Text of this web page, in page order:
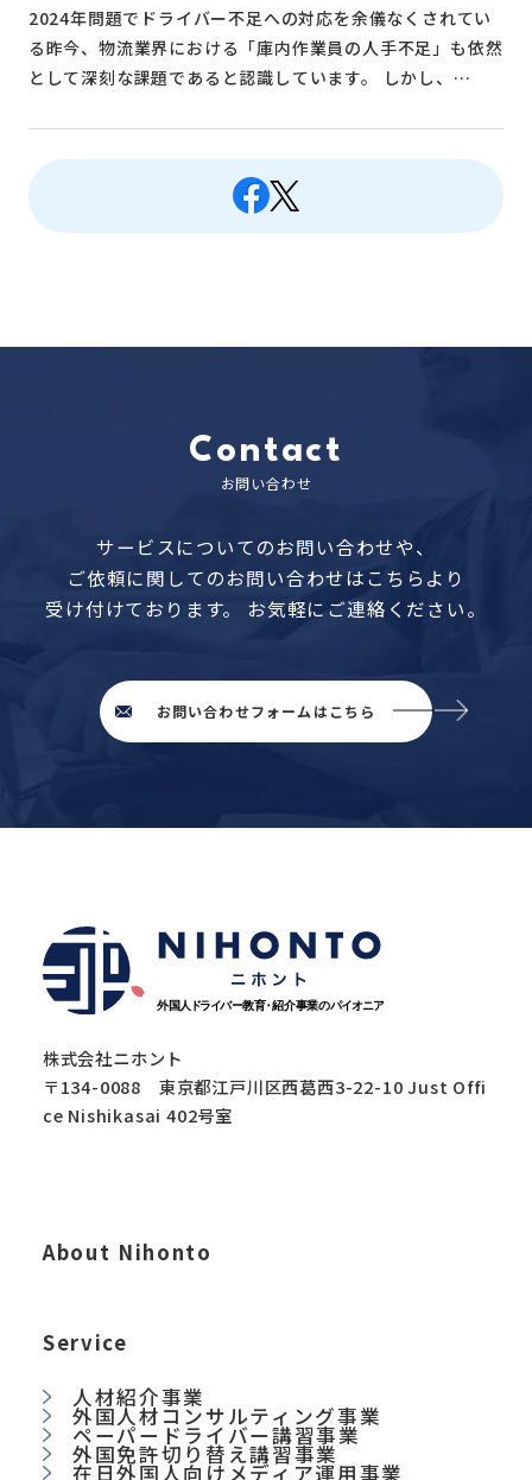
始める」先行雇用戦略
2024年問題でドライバー不足への対応を余儀なくされてい
る昨今、物流業界における「庫内作業員の人手不足」も依然
として深刻な課題であると認識しています。 しかし、…
Contact
お問い合わせ
サービスについてのお問い合わせや、
ご依頼に関してのお問い合わせはこちらより
受け付けております。
お気軽にご連絡ください。
お問い合わせフォームはこちら
株式会社ニホント
〒134-0088 東京都江戸川区西葛西3-22-10 Just Offi
ce Nishikasai 402号室
About Nihonto
Service
人材紹介事業
外国人材コンサルティング事業
ペーパードライバー講習事業
外国免許切り替え講習事業
在日外国人向けメディア運用事業